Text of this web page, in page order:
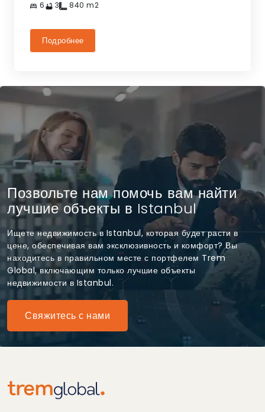
6 3 840 m2
Подробнее
Позвольте нам помочь вам найти
лучшие объекты в Istanbul
Ищете недвижимость в Istanbul, которая будет расти в
цене, обеспечивая вам эксклюзивность и комфорт? Вы
находитесь в правильном месте с портфелем Trem
Global, включающим только лучшие объекты
недвижимости в Istanbul.
Свяжитесь с нами